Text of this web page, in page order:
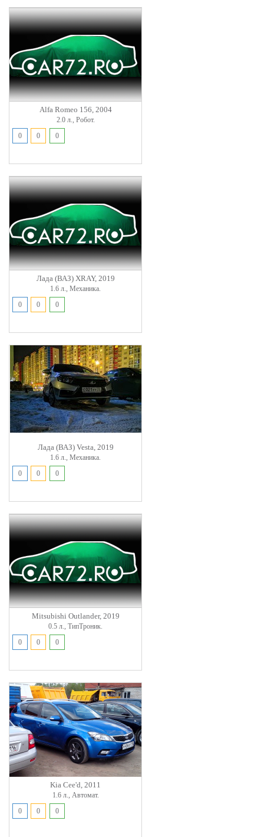
Alfa Romeo 156, 2004
2.0 л., Робот.
0
0 0
Лада (ВАЗ) XRAY, 2019
1.6 л., Механика.
0
0 0
Лада (ВАЗ) Vesta, 2019
1.6 л., Механика.
0
0 0
Mitsubishi Outlander, 2019
0.5 л., ТипТроник.
0
0 0
Kia Cee'd, 2011
1.6 л., Автомат.
0
0 0